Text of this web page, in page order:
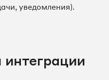
уведомления).